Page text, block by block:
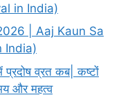
in India)
| Aaj Kaun Sa
India)
व्रत कब| कष्टों
और महत्व